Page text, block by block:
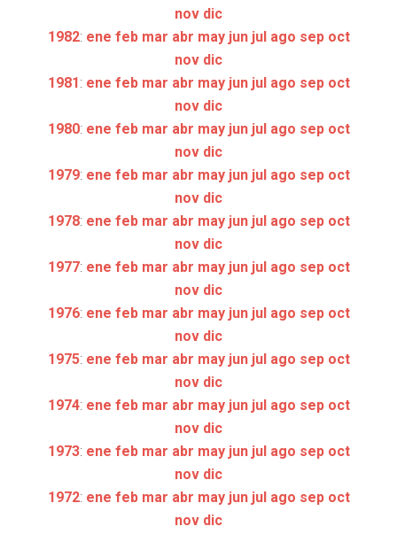
nov dic
1982: ene feb mar abr may jun jul ago sep oct
nov dic
1981: ene feb mar abr may jun jul ago sep oct
nov dic
1980: ene feb mar abr may jun jul ago sep oct
nov dic
1979: ene feb mar abr may jun jul ago sep oct
nov dic
1978: ene feb mar abr may jun jul ago sep oct
nov dic
1977: ene feb mar abr may jun jul ago sep oct
nov dic
1976: ene feb mar abr may jun jul ago sep oct
nov dic
1975: ene feb mar abr may jun jul ago sep oct
nov dic
1974: ene feb mar abr may jun jul ago sep oct
nov dic
1973: ene feb mar abr may jun jul ago sep oct
nov dic
1972: ene feb mar abr may jun jul ago sep oct
nov dic